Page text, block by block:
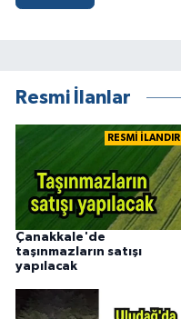
Resmi İlanlar
RESMİ İLANDIR
Çanakkale'de
taşınmazların satışı
yapılacak